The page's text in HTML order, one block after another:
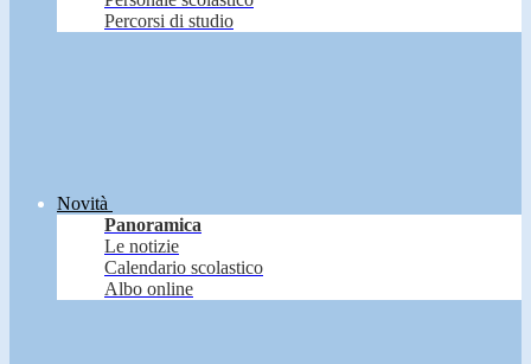
Percorsi di studio
Novità
Panoramica
Le notizie
Calendario scolastico
Albo online